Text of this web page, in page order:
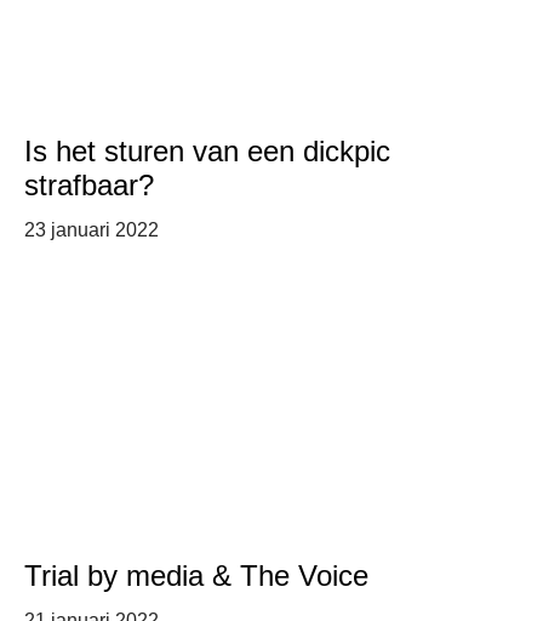
Is het sturen van een dickpic
strafbaar?
23 januari 2022
Trial by media & The Voice